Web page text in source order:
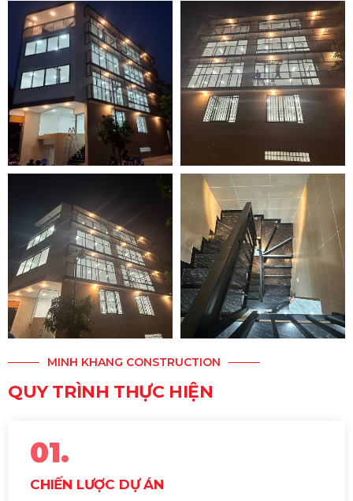
MINH KHANG CONSTRUCTION
QUY TRÌNH THỰC HIỆN
01.
CHIẾN LƯỢC DỰ ÁN